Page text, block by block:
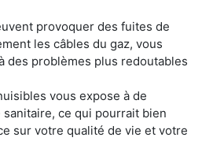
provoquer des fuites de
les câbles du gaz, vous
des problèmes plus redoutables
vous expose à de
ce qui pourrait bien
sur votre qualité de vie et votre